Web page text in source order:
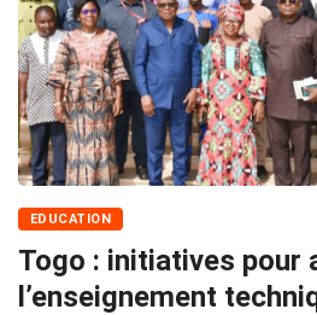
EDUCATION
Togo : initiatives pour
l’enseignement